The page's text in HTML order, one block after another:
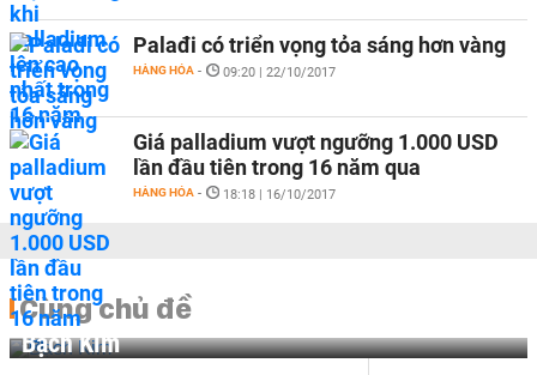
Palađi có triển vọng tỏa sáng hơn vàng
HÀNG HÓA - 09:20 | 22/10/2017
Giá palladium vượt ngưỡng 1.000 USD
lần đầu tiên trong 16 năm qua
HÀNG HÓA - 18:18 | 16/10/2017
Cùng chủ đề
Bạch Kim